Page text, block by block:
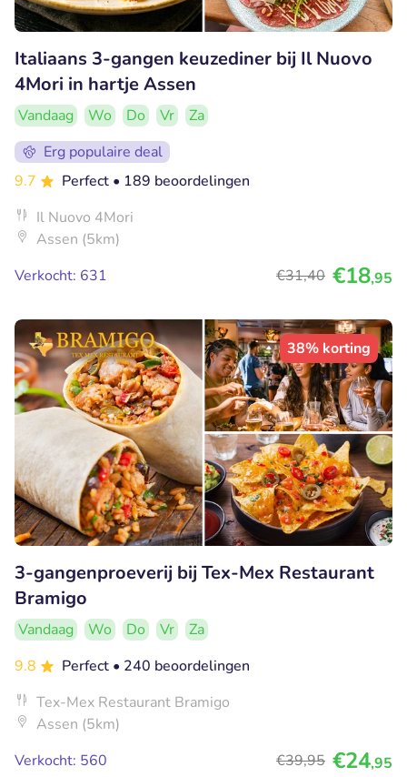
Italiaans 3-gangen keuzediner bij Il Nuovo
4Mori in hartje Assen
Vandaag Wo Do Vr
Za
Erg populaire deal
9.7
Perfect • 189 beoordelingen
Il Nuovo 4Mori
Assen (5km)
Verkocht: 631
€31,40 €18,95
38% korting
3-gangenproeverij bij Tex-Mex Restaurant
Bramigo
Vandaag Wo Do Vr
Za
9.8
Perfect • 240 beoordelingen
Tex-Mex Restaurant Bramigo
Assen (5km)
Verkocht: 560
€39,95 €24,95